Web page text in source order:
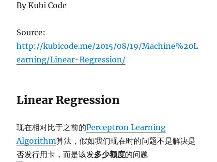
By Kubi Code
Source:
http://kubicode.me/2015/08/19/Machine%20L
earning/Linear-Regression/
Linear Regression
现在相对比于之前的Perceptron Learning
Algorithm算法，假如我们现在时的问题不是解决是
否发行用卡，而是该发多少额度的问题